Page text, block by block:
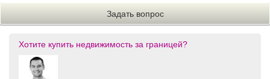
Хотите купить недвижимость за границей?